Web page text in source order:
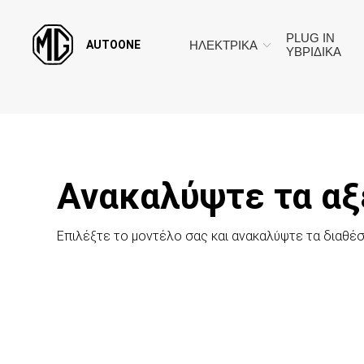
AUTOONE ΗΛΕΚΤΡΙΚΑ
PLUG IN
ΥΒΡΙΔΙΚΑ
Ανακαλύψτε τα
Επιλέξτε το μοντέλο σας και ανακαλύψτε τα